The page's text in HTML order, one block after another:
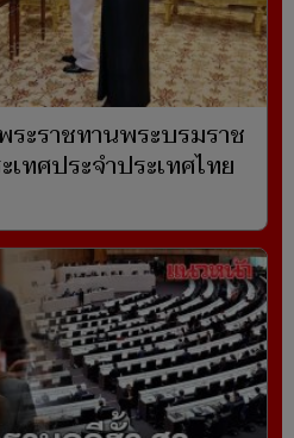
ะราชทานพระบรมราช
เทศประจำประเทศไทย